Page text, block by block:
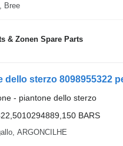
Bree
& Zonen Spare Parts
- piantone dello sterzo
BARS
ARGONCILHE